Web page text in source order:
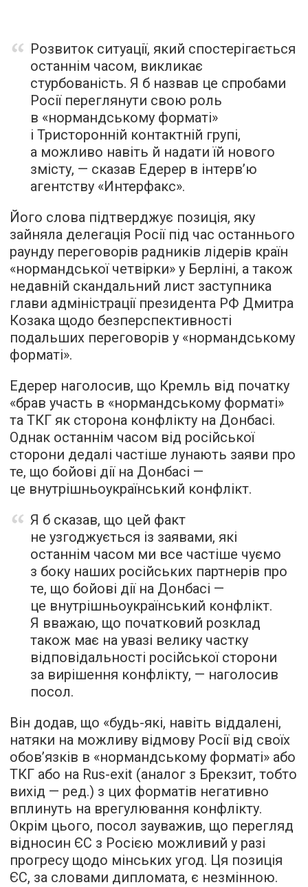
Розвиток ситуації, який спостерігається
останнім часом, викликає
стурбованість. Я б назвав це спробами
Росії переглянути свою роль
в «нормандському форматі»
і Тристоронній контактній групі,
а можливо навіть й надати їй нового
змісту, — сказав Едерер в інтерв’ю
агентству «Интерфакс».
Його слова підтверджує позиція, яку
зайняла делегація Росії під час останнього
раунду переговорів радників лідерів країн
«нормандської четвірки» у Берліні, а також
недавній скандальний лист заступника
глави адміністрації президента РФ Дмитра
Козака щодо безперспективності
подальших переговорів у «нормандському
форматі».
Едерер наголосив, що Кремль від початку
«брав участь в «нормандському форматі»
та ТКГ як сторона конфлікту на Донбасі.
Однак останнім часом від російської
сторони дедалі частіше лунають заяви про
те, що бойові дії на Донбасі —
це внутрішньоукраїнський конфлікт.
Я б сказав, що цей факт
не узгоджується із заявами, які
останнім часом ми все частіше чуємо
з боку наших російських партнерів про
те, що бойові дії на Донбасі —
це внутрішньоукраїнський конфлікт.
Я вважаю, що початковий розклад
також має на увазі велику частку
відповідальності російської сторони
за вирішення конфлікту, — наголосив
посол.
Він додав, що «будь-які, навіть віддалені,
натяки на можливу відмову Росії від своїх
обов’язків в «нормандському форматі» або
ТКГ або на Rus-exit (аналог з Брекзит, тобто
вихід — ред.) з цих форматів негативно
вплинуть на врегулювання конфлікту.
Окрім цього, посол зауважив, що перегляд
відносин ЄС з Росією можливий у разі
прогресу щодо мінських угод. Ця позиція
ЄС, за словами дипломата, є незмінною.